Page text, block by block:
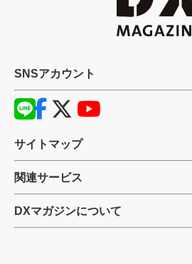
SNSアカウント
サイトマップ
関連サービス
DXマガジンについて